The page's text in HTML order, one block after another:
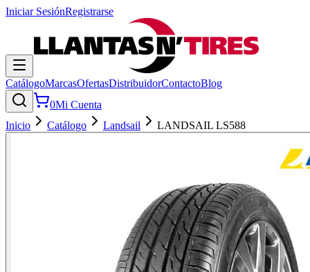
Iniciar SesiónRegistrarse
CatálogoMarcasOfertasDistribuidorContactoBlog
0Mi Cuenta
Inicio
Catálogo Landsail LANDSAIL LS588